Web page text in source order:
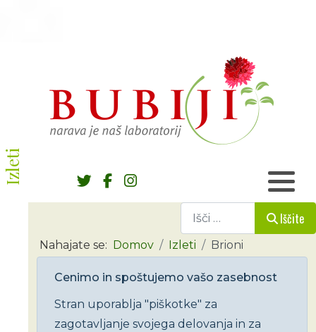
Izleti
Iščite
Nahajate se: Domov Izleti Brioni
Cenimo in spoštujemo vašo zasebnost
Stran uporablja "piškotke" za
zagotavljanje svojega delovanja in za